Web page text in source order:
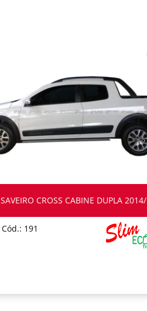
SAVEIRO CROSS CABINE DUPLA 2014/
Cód.: 191